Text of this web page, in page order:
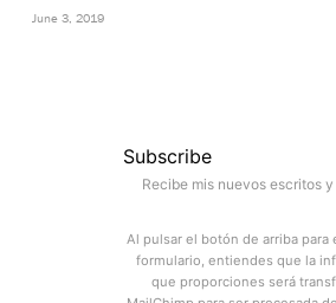
June 3, 2019
Subscribe
Recibe mis nuevos escritos
Al pulsar el botón de arriba para
formulario, entiendes que la
que proporciones será